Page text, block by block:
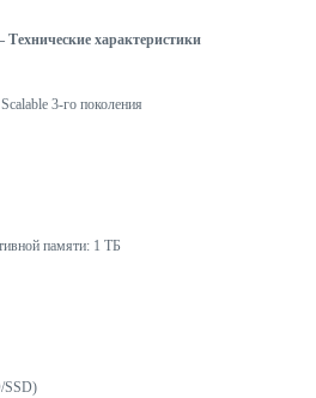
характеристики
3-го поколения
памяти: 1 ТБ
SSD)